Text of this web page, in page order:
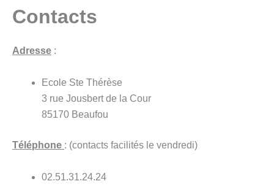
Contacts
Adresse :
Ecole Ste Thérèse
3 rue Jousbert de la Cour
85170 Beaufou
Téléphone : (contacts facilités le vendredi)
02.51.31.24.24